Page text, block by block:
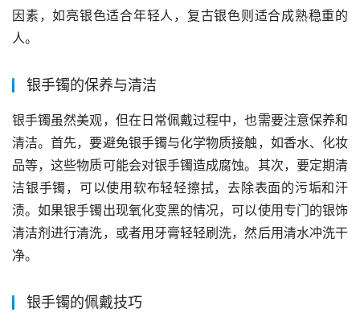
因素，如亮银色适合年轻人，复古银色则适合成熟稳重的
人。
银手镯的保养与清洁
银手镯虽然美观，但在日常佩戴过程中，也需要注意保养和
清洁。首先，要避免银手镯与化学物质接触，如香水、化妆
品等，这些物质可能会对银手镯造成腐蚀。其次，要定期清
洁银手镯，可以使用软布轻轻擦拭，去除表面的污垢和汗
渍。如果银手镯出现氧化变黑的情况，可以使用专门的银饰
清洁剂进行清洗，或者用牙膏轻轻刷洗，然后用清水冲洗干
净。
银手镯的佩戴技巧